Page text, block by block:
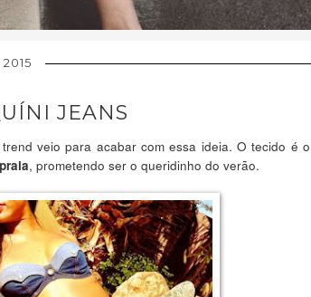
JEANS
veio para acabar com essa ideia. O tecido é o
, prometendo ser o queridinho do verão.